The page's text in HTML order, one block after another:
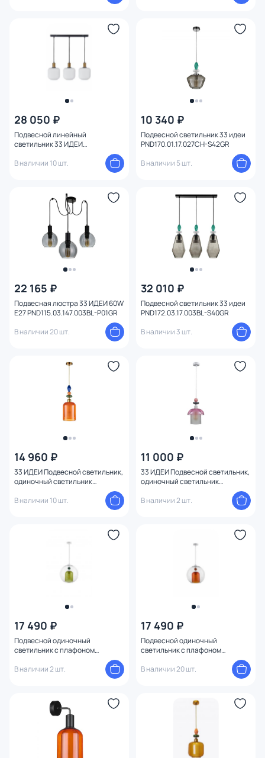
28 050 ₽
Подвесной линейный
светильник 33 ИДЕИ
В наличии 10 шт.
10 340 ₽
Подвесной светильник 33 идеи
PND170.01.17.027CH-S42GR
В наличии 5 шт.
22 165 ₽
Подвесная люстра 33 ИДЕИ 60W
E27 PND115.03.147.003BL-P01GR
В наличии 20 шт.
32 010 ₽
Подвесной светильник 33 идеи
PND172.03.17.003BL-S40GR
В наличии 3 шт.
14 960 ₽
33 ИДЕИ Подвесной светильник,
одиночный светильник
В наличии 10 шт.
11 000 ₽
33 ИДЕИ Подвесной светильник,
одиночный светильник
В наличии 2 шт.
17 490 ₽
Подвесной одиночный
светильник с плафоном
PND170.01.17.002.WH-M42LI
В наличии 2 шт.
17 490 ₽
Подвесной одиночный
светильник с плафоном
PND170.01.17.002.WH-M42OR
В наличии 20 шт.